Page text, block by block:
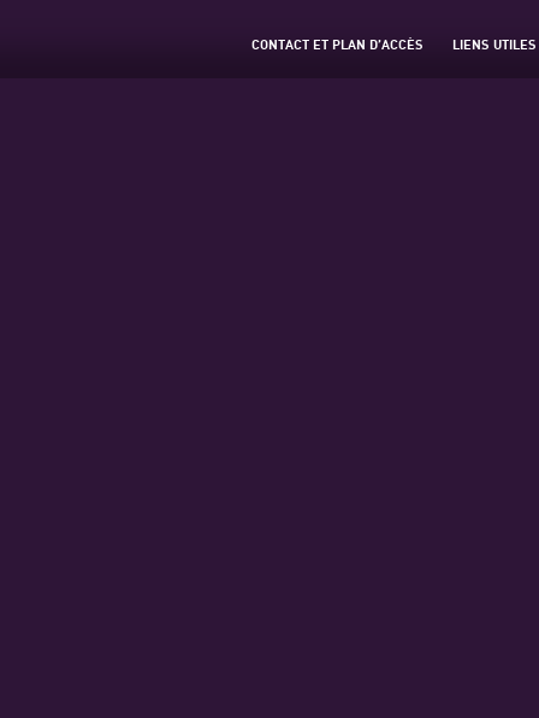
CONTACT ET PLAN D’ACCÈS LIENS UTILES